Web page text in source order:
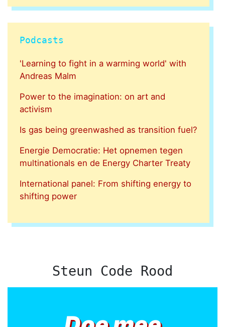
Podcasts
'Learning to fight in a warming world' with
Andreas Malm
Power to the imagination: on art and
activism
Is gas being greenwashed as transition fuel?
Energie Democratie: Het opnemen tegen
multinationals en de Energy Charter Treaty
International panel: From shifting energy to
shifting power
Steun Code Rood